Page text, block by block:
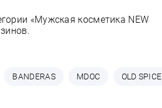
«Мужская косметика NEW
BANDERAS MDOC OLD SPICE